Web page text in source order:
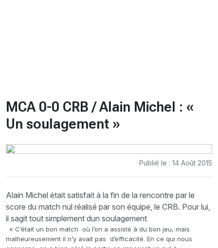
MCA 0-0 CRB / Alain Michel : «
Un soulagement »
Publié le : 14 Août 2015
Alain Michel était satisfait à la fin de la rencontre par le
score du match nul réalisé par son équipe, le CRB. Pour lui,
il sagit tout simplement dun soulagement
« C’était un bon match où l’on a assisté à du bon jeu, mais
malheureusement il n’y avait pas d’efficacité. En ce qui nous